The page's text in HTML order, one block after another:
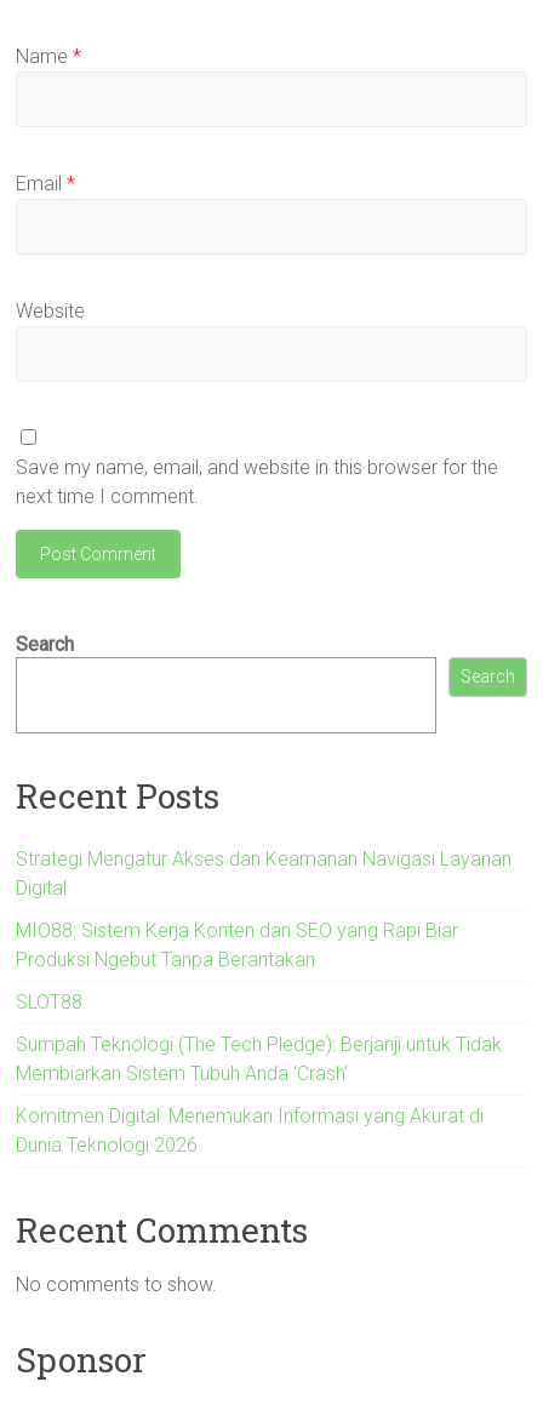
Name*
Email*
Website
Save my name, email, and website in this browser for the
next time I comment.
Search
Search
Recent Posts
Strategi Mengatur Akses dan Keamanan Navigasi Layanan
Digital
MIO88: Sistem Kerja Konten dan SEO yang Rapi Biar
Produksi Ngebut Tanpa Berantakan
SLOT88
Sumpah Teknologi (The Tech Pledge): Berjanji untuk Tidak
Membiarkan Sistem Tubuh Anda ‘Crash’
Komitmen Digital: Menemukan Informasi yang Akurat di
Dunia Teknologi 2026
Recent Comments
No comments to show.
Sponsor